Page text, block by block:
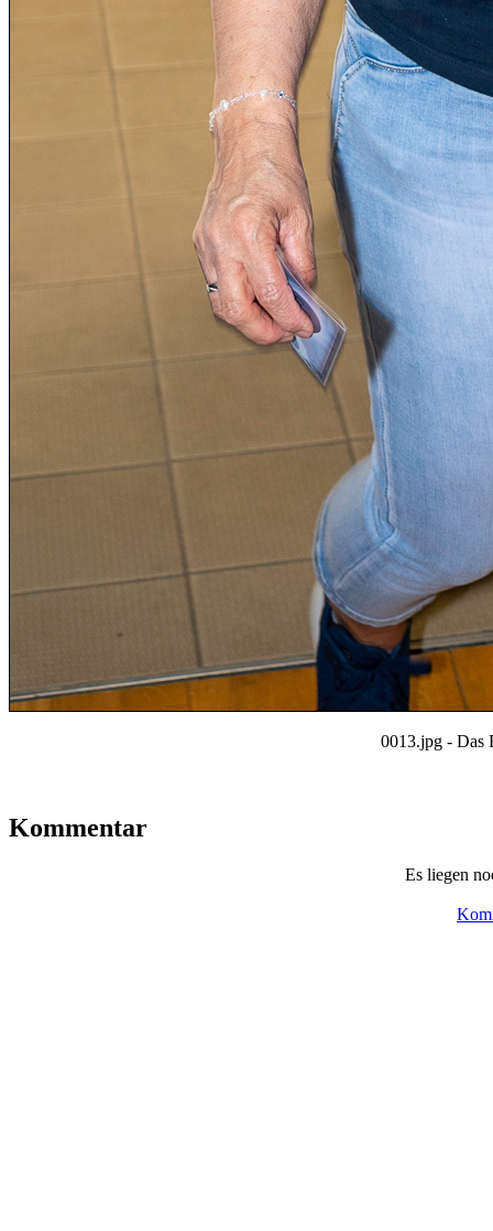
0013.jpg - Das
Kommentar
Es liegen